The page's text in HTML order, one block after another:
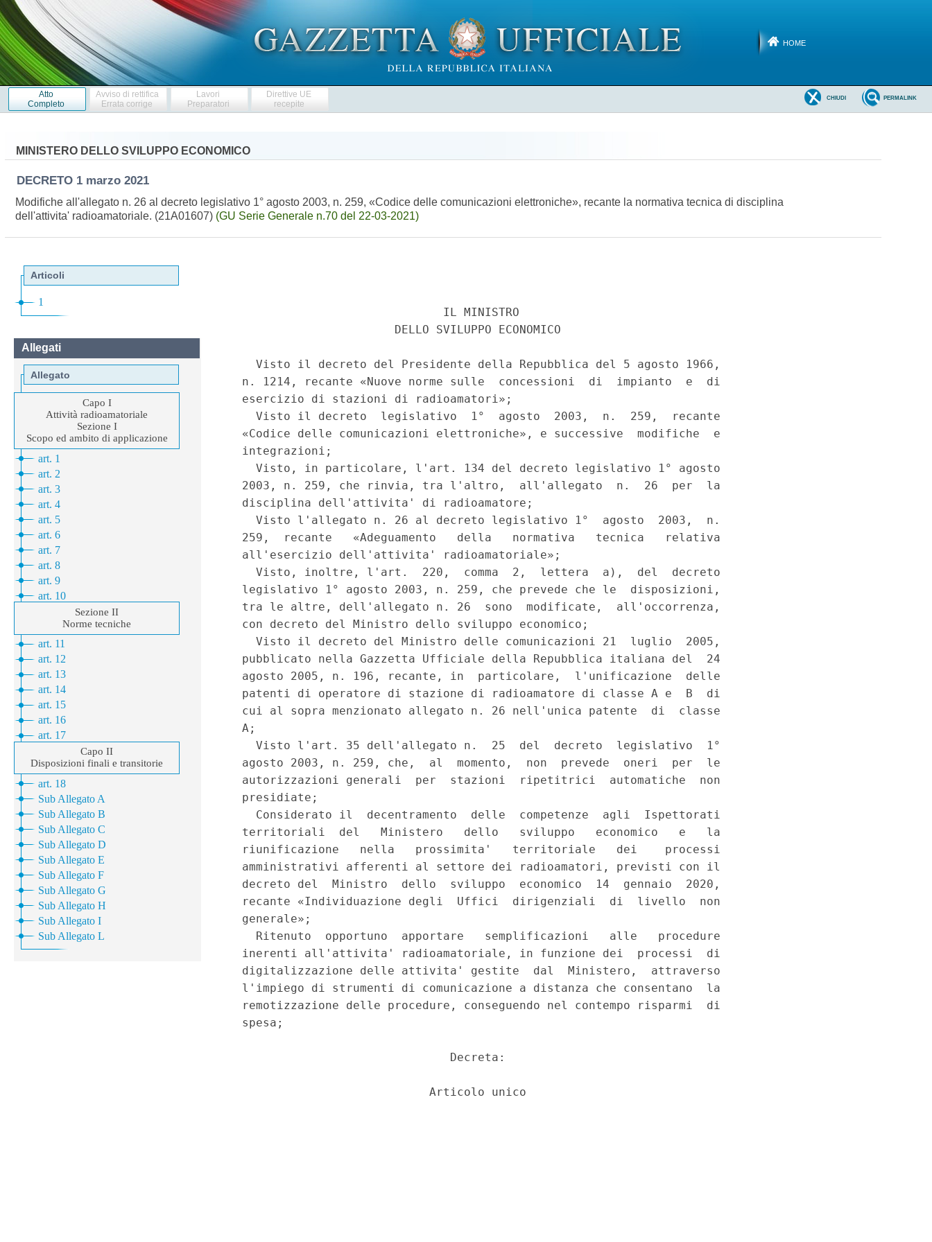
HOME
Atto
Completo
Avviso di rettifica
Errata corrige
Lavori
Preparatori
Direttive UE
recepite
PERMALINK
CHIUDI
MINISTERO DELLO SVILUPPO ECONOMICO
DECRETO 1 marzo 2021
Modifiche all'allegato n. 26 al decreto legislativo 1° agosto 2003, n. 259, «Codice delle comunicazioni elettroniche», recante la normativa tecnica di disciplina
dell'attivita' radioamatoriale. (21A01607) (GU Serie Generale n.70 del 22-03-2021)